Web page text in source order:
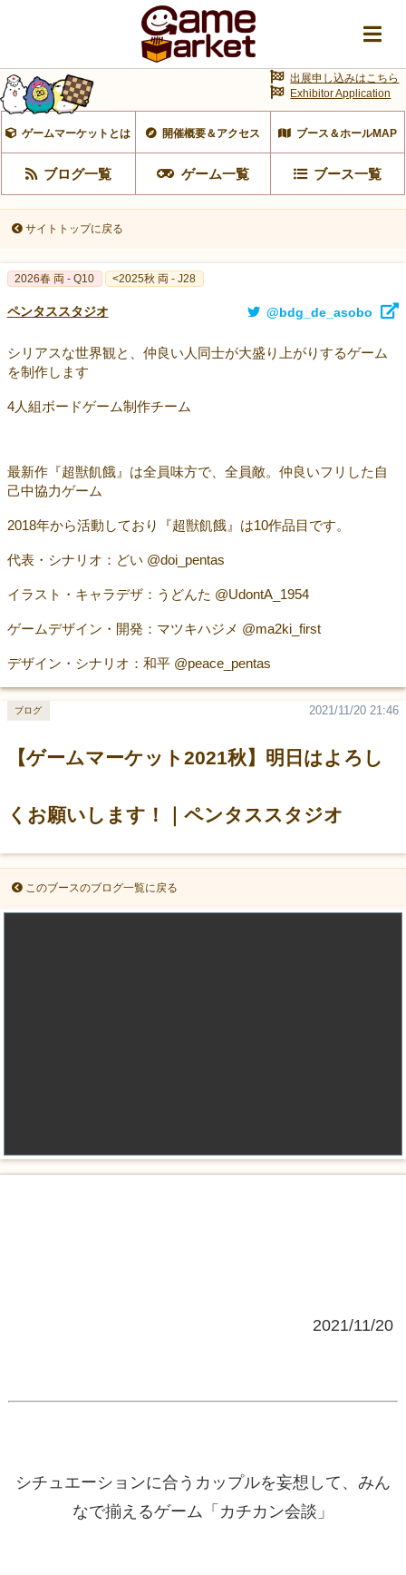
ゲームマーケットとは 開催概要＆アクセス ブース＆ホールMAP
ブログ一覧 ゲーム一覧 ブース一覧
出展申し込みはこちら
Exhibitor Application
サイトトップに戻る
2026春 両 - Q10 <2025秋 両 - J28
ペンタススタジオ @bdg_de_asobo
シリアスな世界観と、仲良い人同士が大盛り上がりするゲーム
を制作します
4人組ボードゲーム制作チーム
最新作『超獣飢餓』は全員味方で、全員敵。仲良いフリした自
己中協力ゲーム
2018年から活動しており『超獣飢餓』は10作品目です。
代表・シナリオ：どい @doi_pentas
イラスト・キャラデザ：うどんた @UdontA_1954
ゲームデザイン・開発：マツキハジメ @ma2ki_first
デザイン・シナリオ：和平 @peace_pentas
【ゲームマーケット2021秋】明日はよろし
くお願いします！｜ペンタススタジオ
2021/11/20 21:46
ブログ
このブースのブログ一覧に戻る
2021/11/20
シチュエーションに合うカップルを妄想して、みん
なで揃えるゲーム「カチカン会談」